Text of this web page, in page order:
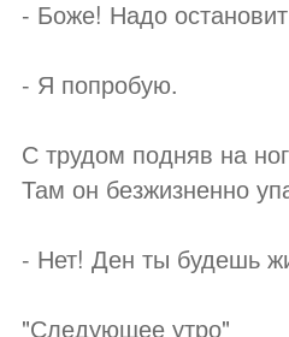
- Боже! Надо
- Я попробую.
С трудом подняв на
Там он безжизненно
- Нет! Ден ты будешь
"Следующее утро"